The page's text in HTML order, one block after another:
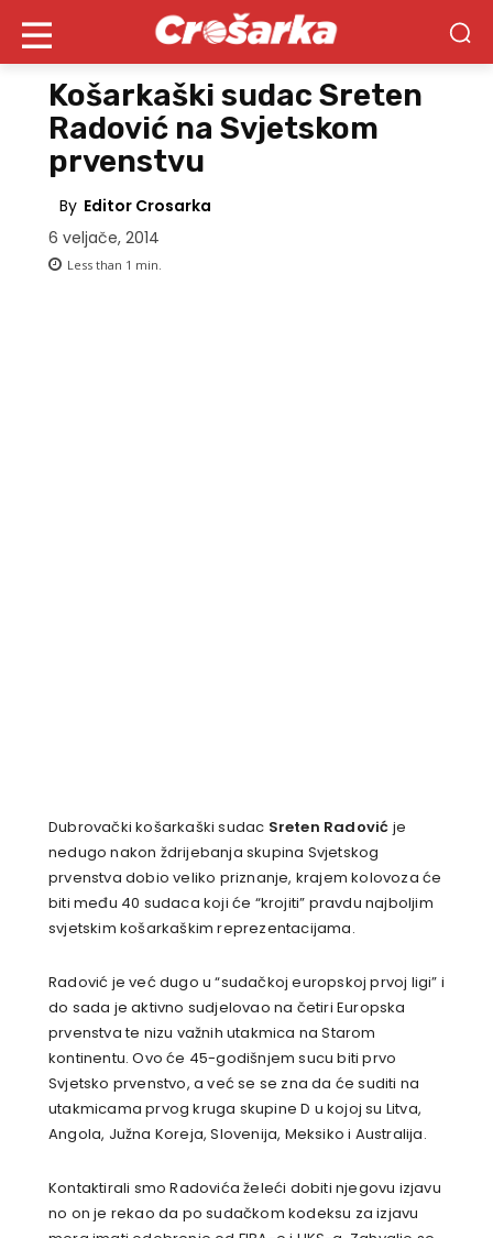
Košarkaški sudac Sreten
Radović na Svjetskom
prvenstvu
By Editor Crosarka
6 veljače, 2014
Less than 1 min.
Dubrovački košarkaški sudac Sreten Radović je
nedugo nakon ždrijebanja skupina Svjetskog
prvenstva dobio veliko priznanje, krajem kolovoza će
biti među 40 sudaca koji će “krojiti” pravdu najboljim
svjetskim košarkaškim reprezentacijama.
Radović je već dugo u “sudačkoj europskoj prvoj ligi” i
do sada je aktivno sudjelovao na četiri Europska
prvenstva te nizu važnih utakmica na Starom
kontinentu. Ovo će 45-godišnjem sucu biti prvo
Svjetsko prvenstvo, a već se se zna da će suditi na
utakmicama prvog kruga skupine D u kojoj su Litva,
Angola, Južna Koreja, Slovenija, Meksiko i Australija.
Kontaktirali smo Radovića želeći dobiti njegovu izjavu
no on je rekao da po sudačkom kodeksu za izjavu